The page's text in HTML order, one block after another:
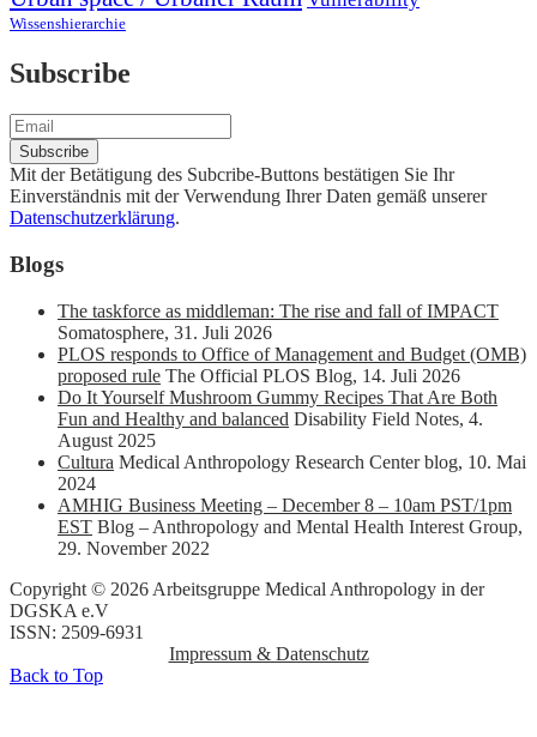
Wissenshierarchie
Subscribe
Mit der Betätigung des Subcribe-Buttons bestätigen Sie Ihr
Einverständnis mit der Verwendung Ihrer Daten gemäß unserer
Datenschutzerklärung.
Blogs
The taskforce as middleman: The rise and fall of IMPACT
Somatosphere, 31. Juli 2026
PLOS responds to Office of Management and Budget (OMB)
proposed rule The Official PLOS Blog, 14. Juli 2026
Do It Yourself Mushroom Gummy Recipes That Are Both
Fun and Healthy and balanced Disability Field Notes, 4.
August 2025
Cultura Medical Anthropology Research Center blog, 10. Mai
2024
AMHIG Business Meeting – December 8 – 10am PST/1pm
EST Blog – Anthropology and Mental Health Interest Group,
29. November 2022
Copyright © 2026 Arbeitsgruppe Medical Anthropology in der
DGSKA e.V
ISSN: 2509-6931
Impressum & Datenschutz
Back to Top